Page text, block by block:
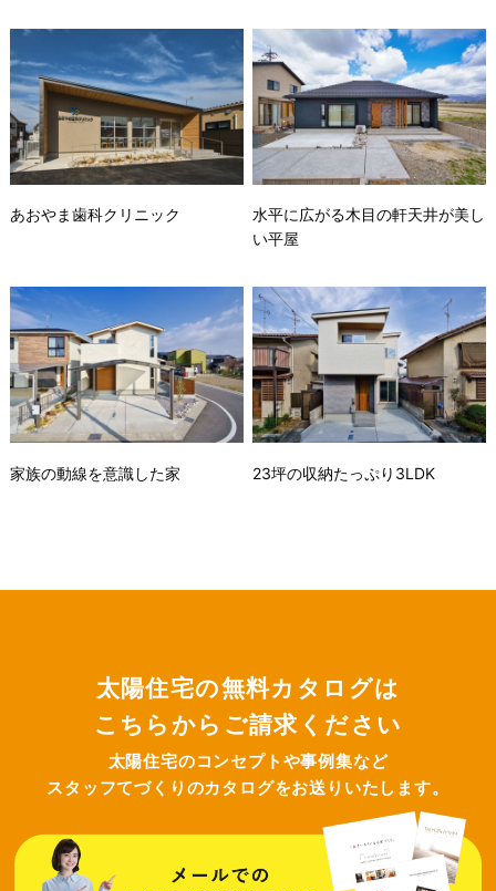
あおやま歯科クリニック
水平に広がる木目の軒天井が美し
い平屋
家族の動線を意識した家 23坪の収納たっぷり3LDK
太陽住宅の無料カタログは
こちらからご請求ください
太陽住宅のコンセプトや事例集など
スタッフてづくりのカタログをお送りいたします。